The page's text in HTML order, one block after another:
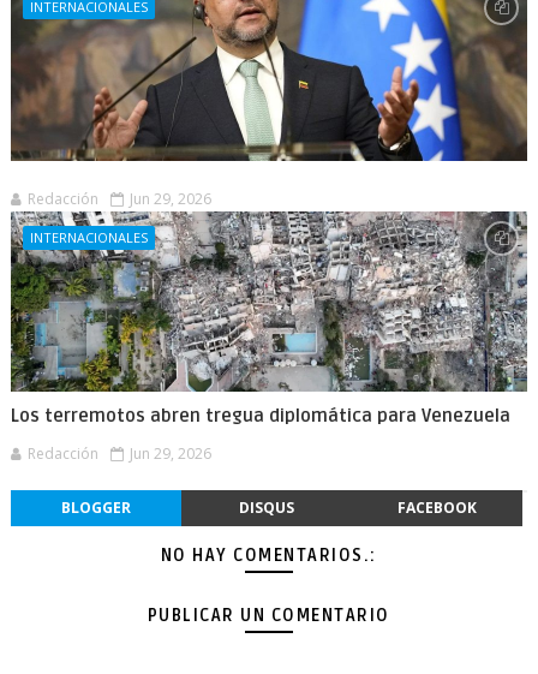
INTERNACIONALES
Redacción Jun 29, 2026
INTERNACIONALES
Los terremotos abren tregua diplomática para Venezuela
Redacción Jun 29, 2026
BLOGGER DISQUS FACEBOOK
NO HAY COMENTARIOS.:
PUBLICAR UN COMENTARIO